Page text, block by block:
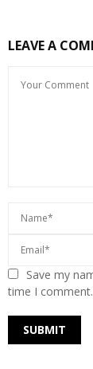
LEAVE A
Save my
time I comment.